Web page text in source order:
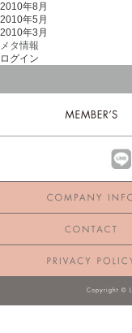
2010年8月
2010年5月
2010年3月
メタ情報
ログイン